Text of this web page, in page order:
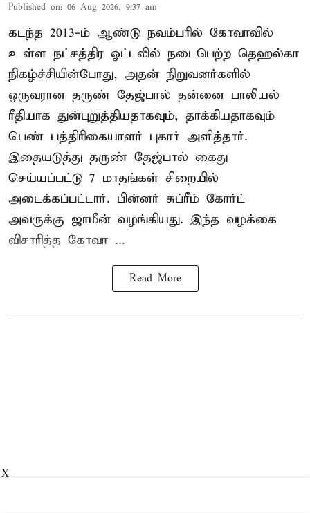
Published on: 06 Aug 2026, 9:37 am
கடந்த 2013-ம் ஆண்டு நவம்பரில் கோவாவில்
உள்ள நட்சத்திர ஓட்டலில் நடைபெற்ற தெஹல்கா
நிகழ்ச்சியின்போது, அதன் நிறுவனர்களில்
ஒருவரான தருண் தேஜ்பால் தன்னை பாலியல்
ரீதியாக துன்புறுத்தியதாகவும், தாக்கியதாகவும்
பெண் பத்திரிகையாளர் புகார் அளித்தார்.
இதையடுத்து தருண் தேஜ்பால் கைது
செய்யப்பட்டு 7 மாதங்கள் சிறையில்
அடைக்கப்பட்டார். பின்னர் சுப்ரீம் கோர்ட்
அவருக்கு ஜாமீன் வழங்கியது. இந்த வழக்கை
விசாரித்த கோவா ...
Read More
X